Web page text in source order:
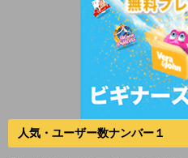
人気・ユーザー数ナンバー１